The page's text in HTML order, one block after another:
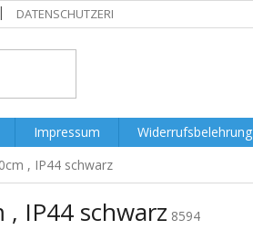
DATENSCHUTZERKLÄRUNG
Impressum
Widerrufsbelehrung
, IP44 schwarz
, IP44 schwarz 8594